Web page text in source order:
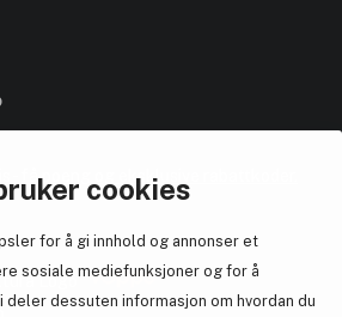
cookies
for å gi innhold og annonser et
sosiale mediefunksjoner og for å
deler dessuten informasjon om hvordan du
- få poeng og eksklusive rabattkoder.